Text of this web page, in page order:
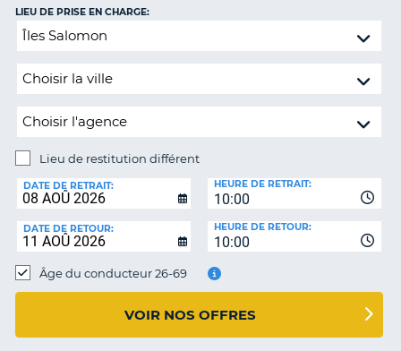
CLIENT
MON
RÉSERVATION
BELGIQUE
LANGUE
Lieu
restitution
LIEU DE PRISE EN CHARGE:
Lieu de restitution différent
DE
RESTITUTION:
DATE DE RETRAIT:
10:00
HEURE DE RETRAIT:
DATE DE RETOUR:
10:00
HEURE DE RETOUR:
Âge du conducteur 26-69
VOIR NOS OFFRES